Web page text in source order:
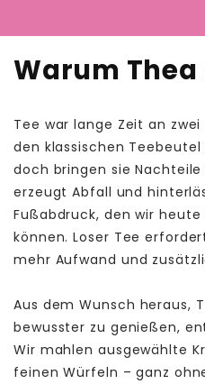
Warum Thea
Tee war lange Zeit an
den klassischen
doch bringen sie
erzeugt Abfall und
Fußabdruck, den wir
können. Loser Tee
mehr Aufwand und
Aus dem Wunsch heraus,
bewusster zu genießen,
Wir mahlen ausgewählte
feinen Würfeln – ganz